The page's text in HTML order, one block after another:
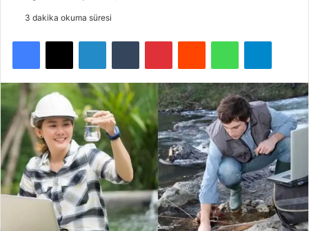
3 dakika okuma süresi
Facebook
X LinkedInTumblr PinterestReddit WhatsApp